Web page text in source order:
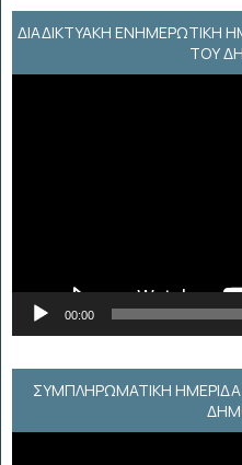
ΔΙΑΔΙΚΤΥΑΚΉ ΕΝΗΜΕΡΩΤΙΚΉ
ΤΟΥ
00:00
ΣΥΜΠΛΗΡΩΜΑΤΙΚΗ